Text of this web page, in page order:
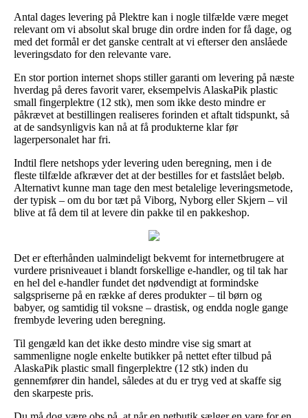
Antal dages levering på Plektre kan i nogle tilfælde være meget
relevant om vi absolut skal bruge din ordre inden for få dage, og
med det formål er det ganske centralt at vi efterser den anslåede
leveringsdato for den relevante vare.
En stor portion internet shops stiller garanti om levering på næste
hverdag på deres favorit varer, eksempelvis AlaskaPik plastic
small fingerplektre (12 stk), men som ikke desto mindre er
påkrævet at bestillingen realiseres forinden et aftalt tidspunkt, så
at de sandsynligvis kan nå at få produkterne klar før
lagerpersonalet har fri.
Indtil flere netshops yder levering uden beregning, men i de
fleste tilfælde afkræver det at der bestilles for et fastslået beløb.
Alternativt kunne man tage den mest betalelige leveringsmetode,
der typisk – om du bor tæt på Viborg, Nyborg eller Skjern – vil
blive at få dem til at levere din pakke til en pakkeshop.
Det er efterhånden ualmindeligt bekvemt for internetbrugere at
vurdere prisniveauet i blandt forskellige e-handler, og til tak har
en hel del e-handler fundet det nødvendigt at formindske
salgspriserne på en række af deres produkter – til børn og
babyer, og samtidig til voksne – drastisk, og endda nogle gange
frembyde levering uden beregning.
Til gengæld kan det ikke desto mindre vise sig smart at
sammenligne nogle enkelte butikker på nettet efter tilbud på
AlaskaPik plastic small fingerplektre (12 stk) inden du
gennemfører din handel, således at du er tryg ved at skaffe sig
den skarpeste pris.